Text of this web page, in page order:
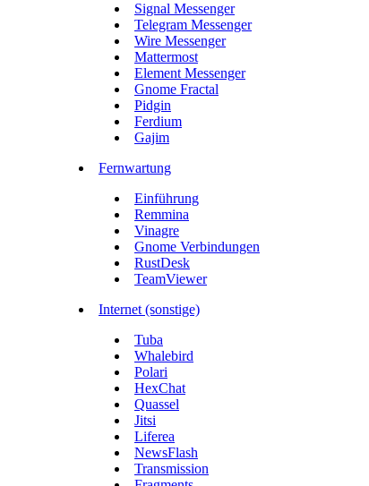
Signal Messenger
Telegram Messenger
Wire Messenger
Mattermost
Element Messenger
Gnome Fractal
Pidgin
Ferdium
Gajim
Fernwartung
Einführung
Remmina
Vinagre
Gnome Verbindungen
RustDesk
TeamViewer
Internet (sonstige)
Tuba
Whalebird
Polari
HexChat
Quassel
Jitsi
Liferea
NewsFlash
Transmission